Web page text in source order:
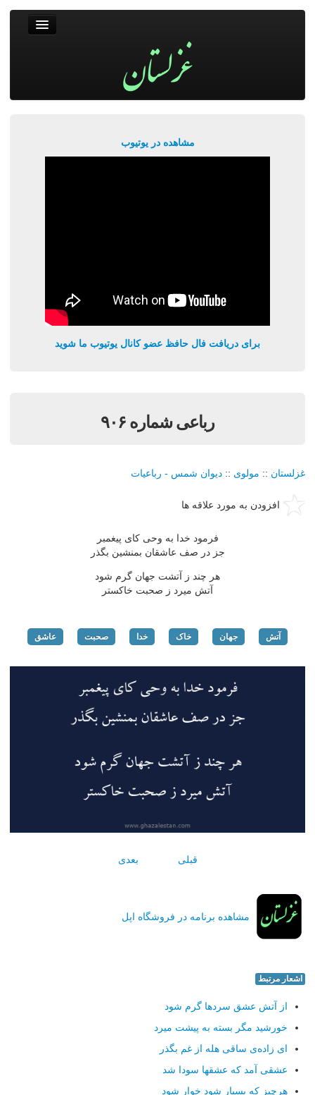
مشاهده در یوتیوب
برای دریافت فال حافظ عضو کانال یوتیوب ما شوید
رباعی شماره ۹۰۶
غزلستان :: مولوی :: دیوان شمس - رباعیات
افزودن به مورد علاقه ها
فرمود خدا به وحی کای پیغمبر
جز در صف عاشقان بمنشین بگذر
هر چند ز آتشت جهان گرم شود
آتش میرد ز صحبت خاکستر
آتش جهان خاک خدا صحبت عاشق
قبلی بعدی
مشاهده برنامه در فروشگاه اپل
اشعار مرتبط
از آتش عشق سردها گرم شود
خورشید مگر بسته به پیشت میرد
ای زاده‌ی ساقی هله از غم بگذر
عشقی آمد که عشقها سودا شد
هرچیز که بسیار شود خوار شود